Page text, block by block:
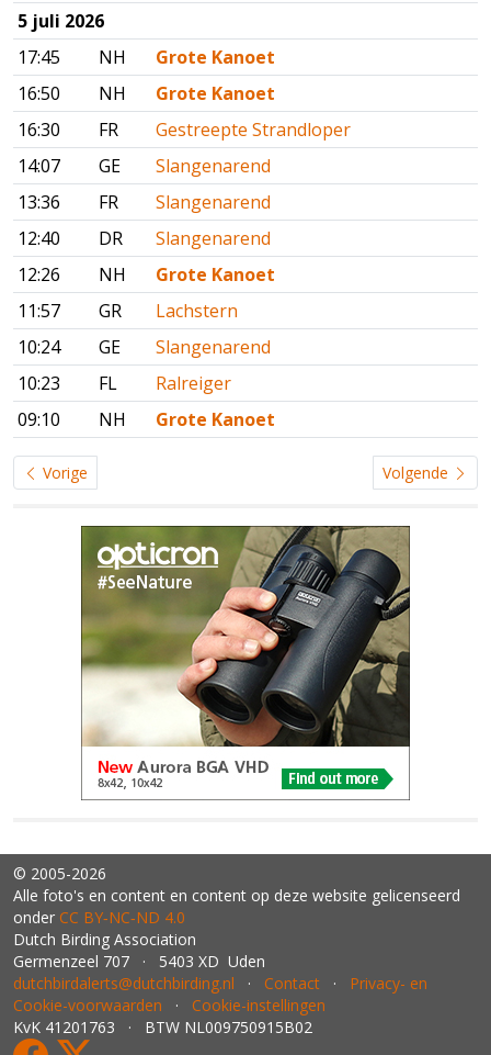
5 juli 2026
17:45
NH
Grote Kanoet
16:50
NH
Grote Kanoet
16:30
FR
Gestreepte Strandloper
14:07
GE
Slangenarend
13:36
FR
Slangenarend
12:40
DR
Slangenarend
12:26
NH
Grote Kanoet
11:57
GR
Lachstern
10:24
GE
Slangenarend
10:23
FL
Ralreiger
09:10
NH Grote Kanoet
Vorige Volgende
© 2005-2026
Alle foto's en content en content op deze website gelicenseerd
onder CC BY‑NC‑ND 4.0
Dutch Birding Association
Germenzeel 707 · 5403 XD Uden
dutchbirdalerts@dutchbirding.nl · Contact · Privacy- en
Cookie-voorwaarden · Cookie-instellingen
KvK 41201763 · BTW NL009750915B02